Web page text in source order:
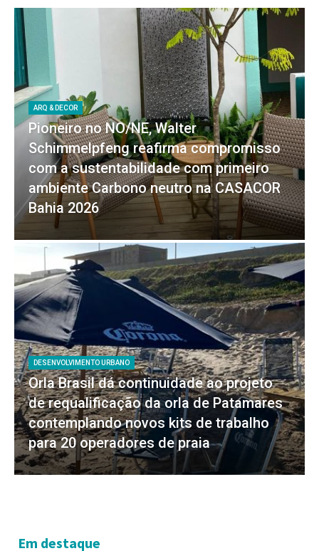
ARQ & DECOR
Pioneiro no NO/NE, Walter
Schimmelpfeng reafirma compromisso
com a sustentabilidade com primeiro
ambiente Carbono neutro na CASACOR
Bahia 2026
DESENVOLVIMENTO URBANO
Orla Brasil dá continuidade ao projeto
de requalificação da orla de Patamares
contemplando novos kits de trabalho
para 20 operadores de praia
Em destaque